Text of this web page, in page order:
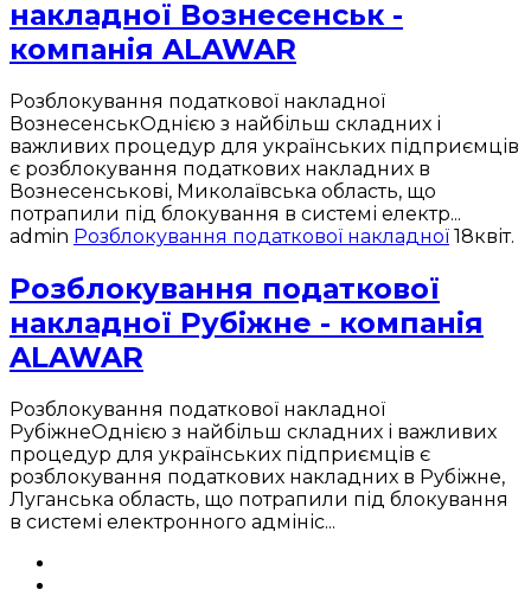
накладної Вознесенськ -
компанія ALAWAR
Розблокування податкової накладної
ВознесенськОднією з найбільш складних і
важливих процедур для українських підприємців
є розблокування податкових накладних в
Вознесенськові, Миколаївська область, що
потрапили під блокування в системі електр...
admin Розблокування податкової накладної 18квіт.
Розблокування податкової
накладної Рубіжне - компанія
ALAWAR
Розблокування податкової накладної
РубіжнеОднією з найбільш складних і важливих
процедур для українських підприємців є
розблокування податкових накладних в Рубіжне,
Луганська область, що потрапили під блокування
в системі електронного адмініс...